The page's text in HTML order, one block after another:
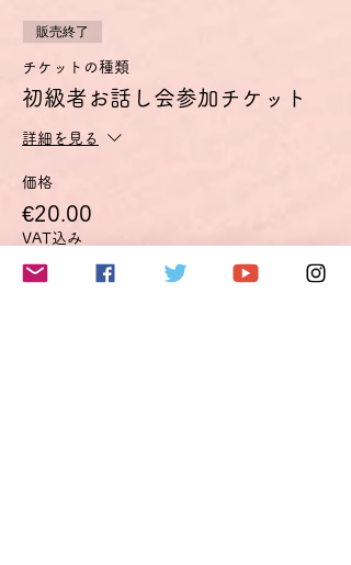
販売終了
チケットの種類
初級者お話し会参加チケット
詳細を見る
価格
€20.00
VAT込み